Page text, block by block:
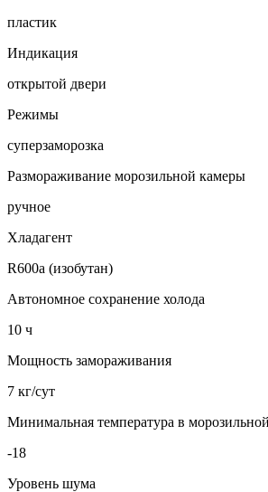
пластик
Индикация
открытой двери
Режимы
суперзаморозка
Размораживание морозильной камеры
ручное
Хладагент
R600a (изобутан)
Автономное сохранение холода
10 ч
Мощность замораживания
7 кг/сут
Минимальная температура в
-18
Уровень шума